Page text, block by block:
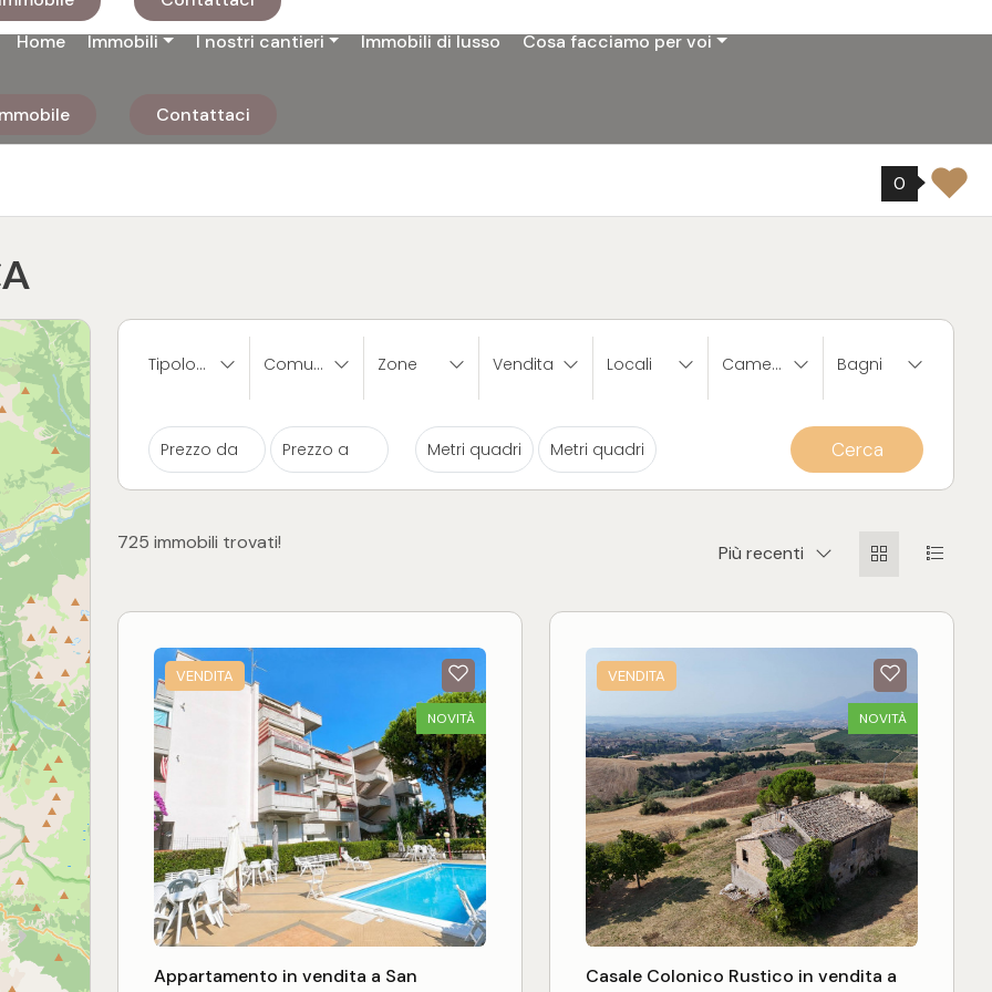
Home Immobili I nostri cantieri Immobili di lusso Cosa facciamo per voi
Contattaci
0
Vendita Locali Camere Bagni
Cerca
725 immobili trovati! Più recenti
Schede
VENDITA
NOVITÀ
Appartamento in vendita a San
VENDITA
NOVITÀ
Casale Colonico Rustico in vendita a